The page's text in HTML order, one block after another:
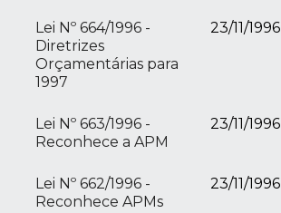
Lei Nº 664/1996 -
Diretrizes
Orçamentárias para
1997
23/11/1996
Lei Nº 663/1996 -
Reconhece a APM
23/11/1996
Lei Nº 662/1996 -
Reconhece APMs
23/11/1996